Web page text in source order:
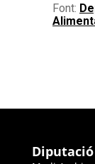
Font: